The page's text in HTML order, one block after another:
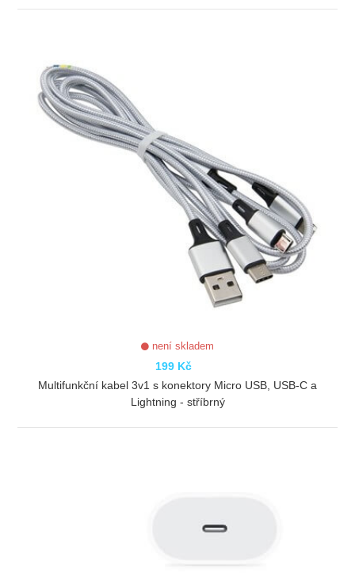
není skladem
199 Kč
Multifunkční kabel 3v1 s konektory Micro USB, USB-C a
Lightning - stříbrný